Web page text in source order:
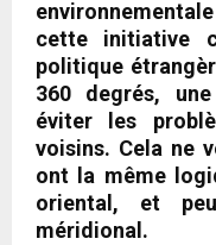
cette initiative
politique
360 degrés,
éviter les
voisins. Cela ne
ont la même
oriental, et
méridional.